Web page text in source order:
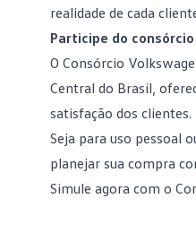
realidade de cada
Participe do
O Consórcio
Central do Brasil,
satisfação dos clientes.
Seja para uso pessoal
planejar sua compra
Simule agora com o